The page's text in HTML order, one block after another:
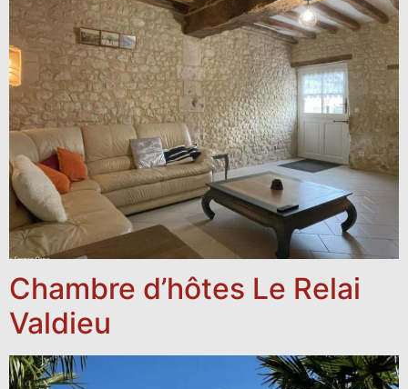
Chambre d’hôtes Le Relai
Valdieu